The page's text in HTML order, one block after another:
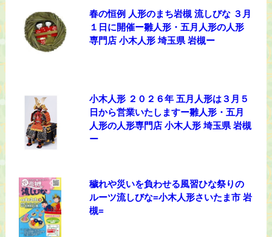
春の恒例 人形のまち岩槻 流しびな ３月
１日に開催ー雛人形・五月人形の人形
専門店 小木人形 埼玉県 岩槻ー
小木人形 ２０２６年 五月人形は３月５
日から営業いたしますー雛人形・五月
人形の人形専門店 小木人形 埼玉県 岩槻
ー
穢れや災いを負わせる風習ひな祭りの
ルーツ流しびな=小木人形さいたま市 岩
槻=